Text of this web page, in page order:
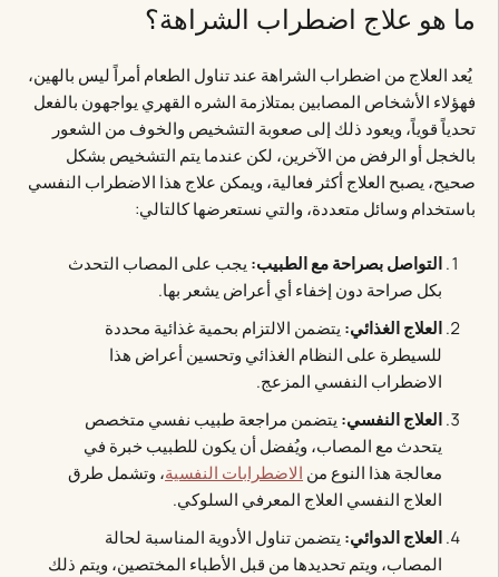
ما هو علاج اضطراب الشراهة؟
يُعد العلاج من اضطراب الشراهة عند تناول الطعام أمراً ليس بالهين،
فهؤلاء الأشخاص المصابين بمتلازمة الشره القهري يواجهون بالفعل
تحدياً قوياً، ويعود ذلك إلى صعوبة التشخيص والخوف من الشعور
بالخجل أو الرفض من الآخرين، لكن عندما يتم التشخيص بشكل
صحيح، يصبح العلاج أكثر فعالية، ويمكن علاج هذا الاضطراب النفسي
باستخدام وسائل متعددة، والتي نستعرضها كالتالي:
التواصل بصراحة مع الطبيب: يجب على المصاب التحدث
بكل صراحة دون إخفاء أي أعراض يشعر بها.
العلاج الغذائي: يتضمن الالتزام بحمية غذائية محددة
للسيطرة على النظام الغذائي وتحسين أعراض هذا
الاضطراب النفسي المزعج.
العلاج النفسي: يتضمن مراجعة طبيب نفسي متخصص
يتحدث مع المصاب، ويُفضل أن يكون للطبيب خبرة في
معالجة هذا النوع من الاضطرابات النفسية، وتشمل طرق
العلاج النفسي العلاج المعرفي السلوكي.
العلاج الدوائي: يتضمن تناول الأدوية المناسبة لحالة
المصاب، ويتم تحديدها من قبل الأطباء المختصين، ويتم ذلك